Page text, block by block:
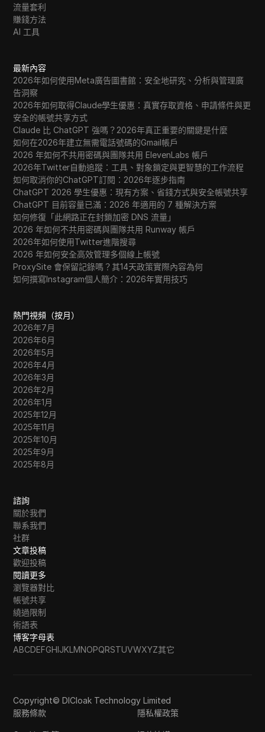
流量套利
賺錢方法
AI 工具
最新內容
2026年如何使用Meta廣告圖書館：安全地研究、分析與管理廣
告洞察
2026年如何取得Claude學生優惠：真實存取資格、申請條件與更
安全的帳號共享方式
Claude 比 ChatGPT 強嗎？2026年真正重要的關鍵是什麼
如何在2026年建立無需電話號碼的Gmail帳戶
2026 年如何不共用密碼與團隊共用 ElevenLabs 帳戶
2026年Twitter自動追蹤：工具、對象鎖定與更智慧的工作流程
如何取消你的ChatGPT訂閱：2026年逐步指南
ChatGPT 2026 學生優惠：現有方案、省錢方式與安全帳號共享
ChatGPT 目前容量已滿：2026 年適用的 7 種解決方案
如何修復「此網路正在封鎖加密 DNS 流量」
2026 年如何不共用密碼與團隊共用 Runway 帳戶
2026年如何使用Twitter進階搜尋
2026 年如何安全高效管理多個線上帳號
ProxySite 會保留記錄嗎？其14天政策實際內容為何
如何撰寫Instagram個人簡介：2026年實用技巧
熱門視頻（按月）
2026年7月
2026年6月
2026年5月
2026年4月
2026年3月
2026年2月
2026年1月
2025年12月
2025年11月
2025年10月
2025年9月
2025年8月
諮詢
關於我們
聯系我們
社群
文章投稿
歡迎投稿
閱讀更多
瀏覽器對比
帳號共享
繞過限制
術語表
博客字母表
ABCDEFGHIJKLMNOPQRSTUVWXYZ其它
Copyright© DICloak Technology Limited
服務條款
隱私權政策